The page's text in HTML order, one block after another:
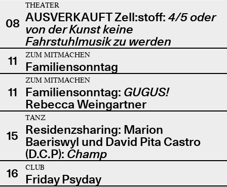
08
THEATER
AUSVERKAUFT Zell:stoff: 4/5 oder
von der Kunst keine
Fahrstuhlmusik zu werden
11
ZUM MITMACHEN
Familiensonntag
11
ZUM MITMACHEN
Familiensonntag: GUGUS!
Rebecca Weingartner
15
TANZ
Residenzsharing: Marion
Baeriswyl und David Pita Castro
(D.C.P): Champ
16
CLUB
Friday Psyday